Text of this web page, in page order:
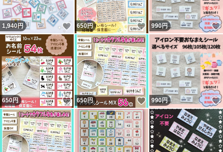
1,940円 いいね！
650円 いいね！
990円
650円 いいね！
650円 いいね！
990円